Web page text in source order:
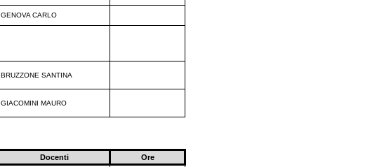
GENOVA CARLO
BRUZZONE SANTINA
GIACOMINI MAURO
Docenti Ore